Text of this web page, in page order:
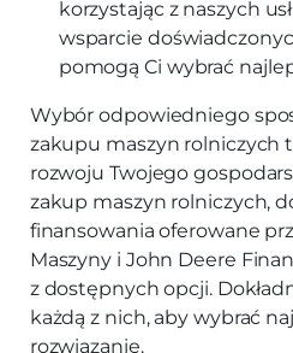
korzystając z naszych
wsparcie
pomogą Ci wybrać
Wybór odpowiedniego
zakupu maszyn rolniczych
rozwoju Twojego
zakup maszyn rolniczych,
finansowania oferowane
Maszyny i John Deere
z dostępnych opcji.
każdą z nich, aby wybrać
rozwiązanie.